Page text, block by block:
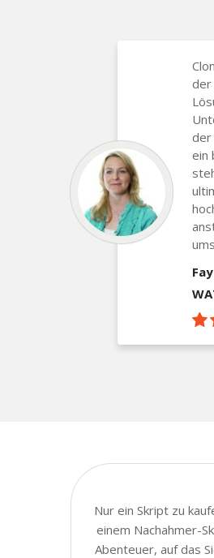
der
der
ein
Nur ein Skript zu
einem Nachahmer-
Abenteuer, auf das